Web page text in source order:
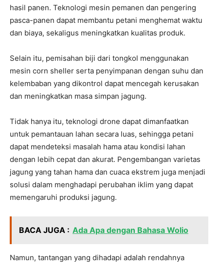
hasil panen. Teknologi mesin pemanen dan pengering
pasca-panen dapat membantu petani menghemat waktu
dan biaya, sekaligus meningkatkan kualitas produk.
Selain itu, pemisahan biji dari tongkol menggunakan
mesin corn sheller serta penyimpanan dengan suhu dan
kelembaban yang dikontrol dapat mencegah kerusakan
dan meningkatkan masa simpan jagung.
Tidak hanya itu, teknologi drone dapat dimanfaatkan
untuk pemantauan lahan secara luas, sehingga petani
dapat mendeteksi masalah hama atau kondisi lahan
dengan lebih cepat dan akurat. Pengembangan varietas
jagung yang tahan hama dan cuaca ekstrem juga menjadi
solusi dalam menghadapi perubahan iklim yang dapat
memengaruhi produksi jagung.
BACA JUGA : Ada Apa dengan Bahasa Wolio
Namun, tantangan yang dihadapi adalah rendahnya